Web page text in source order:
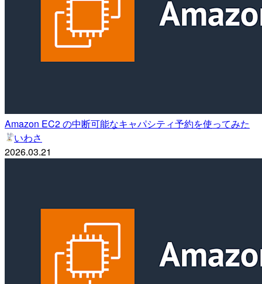
Amazon EC2 の中断可能なキャパシティ予約を使ってみた
いわさ
2026.03.21